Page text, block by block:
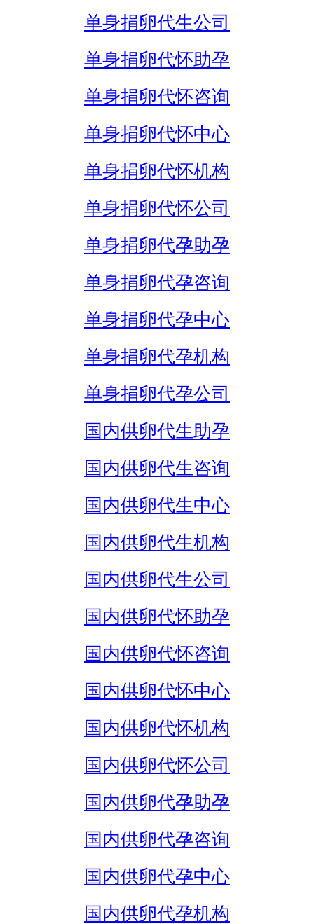
单身捐卵代生公司
单身捐卵代怀助孕
单身捐卵代怀咨询
单身捐卵代怀中心
单身捐卵代怀机构
单身捐卵代怀公司
单身捐卵代孕助孕
单身捐卵代孕咨询
单身捐卵代孕中心
单身捐卵代孕机构
单身捐卵代孕公司
国内供卵代生助孕
国内供卵代生咨询
国内供卵代生中心
国内供卵代生机构
国内供卵代生公司
国内供卵代怀助孕
国内供卵代怀咨询
国内供卵代怀中心
国内供卵代怀机构
国内供卵代怀公司
国内供卵代孕助孕
国内供卵代孕咨询
国内供卵代孕中心
国内供卵代孕机构